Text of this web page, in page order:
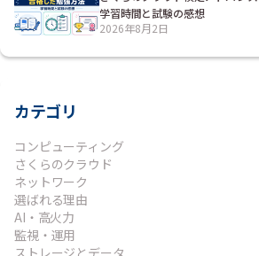
学習時間と試験の感想
2026年8月2日
カテゴリ
コンピューティング
さくらのクラウド
ネットワーク
選ばれる理由
AI・高火力
監視・運用